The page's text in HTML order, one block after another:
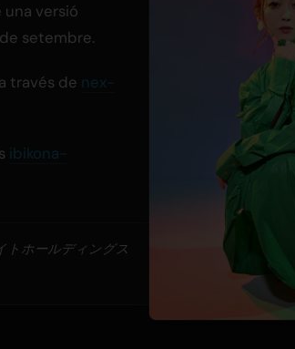
una versió
setembre.
través de nex-
ibikona-
トホールディングス